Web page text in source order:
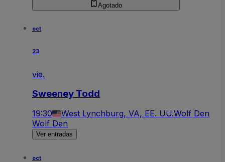
Agotado
oct
23
vie.
Sweeney Todd
19:30 West Lynchburg, VA, EE. UU.Wolf Den
Wolf Den
Ver entradas
oct